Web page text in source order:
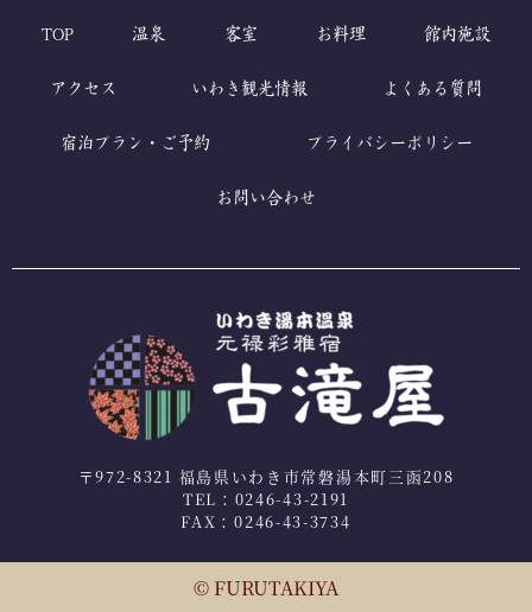
TOP 温泉 客室 お料理 館内施設
アクセス いわき観光情報 よくある質問
宿泊プラン・ご予約 プライバシーポリシー
お問い合わせ
〒972-8321 福島県いわき市常磐湯本町三函208
TEL：0246-43-2191
FAX：0246-43-3734
© FURUTAKIYA